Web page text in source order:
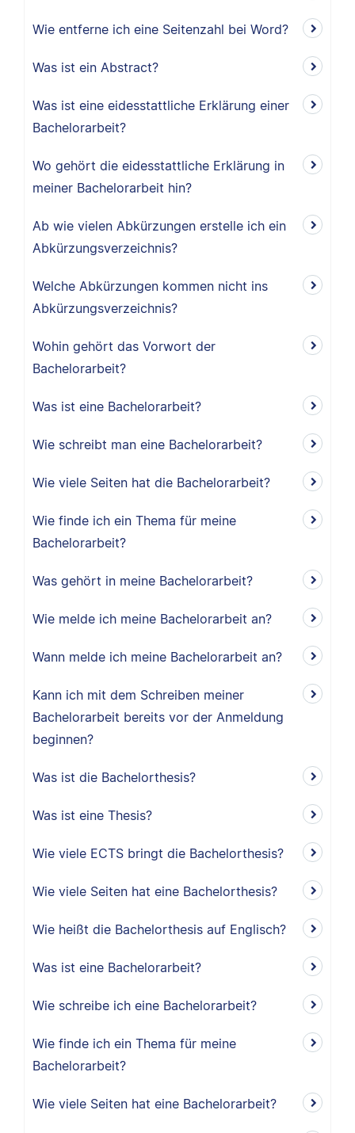
Wie entferne ich eine Seitenzahl bei Word?
Was ist ein Abstract?
Was ist eine eidesstattliche Erklärung einer
Bachelorarbeit?
Wo gehört die eidesstattliche Erklärung in
meiner Bachelorarbeit hin?
Ab wie vielen Abkürzungen erstelle ich ein
Abkürzungsverzeichnis?
Welche Abkürzungen kommen nicht ins
Abkürzungsverzeichnis?
Wohin gehört das Vorwort der
Bachelorarbeit?
Was ist eine Bachelorarbeit?
Wie schreibt man eine Bachelorarbeit?
Wie viele Seiten hat die Bachelorarbeit?
Wie finde ich ein Thema für meine
Bachelorarbeit?
Was gehört in meine Bachelorarbeit?
Wie melde ich meine Bachelorarbeit an?
Wann melde ich meine Bachelorarbeit an?
Kann ich mit dem Schreiben meiner
Bachelorarbeit bereits vor der Anmeldung
beginnen?
Was ist die Bachelorthesis?
Was ist eine Thesis?
Wie viele ECTS bringt die Bachelorthesis?
Wie viele Seiten hat eine Bachelorthesis?
Wie heißt die Bachelorthesis auf Englisch?
Was ist eine Bachelorarbeit?
Wie schreibe ich eine Bachelorarbeit?
Wie finde ich ein Thema für meine
Bachelorarbeit?
Wie viele Seiten hat eine Bachelorarbeit?